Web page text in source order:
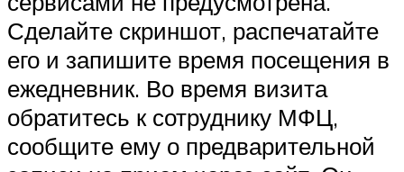
Сделайте скриншот, распечатайте
его и запишите время посещения в
ежедневник. Во время визита
обратитесь к сотруднику МФЦ,
сообщите ему о предварительной